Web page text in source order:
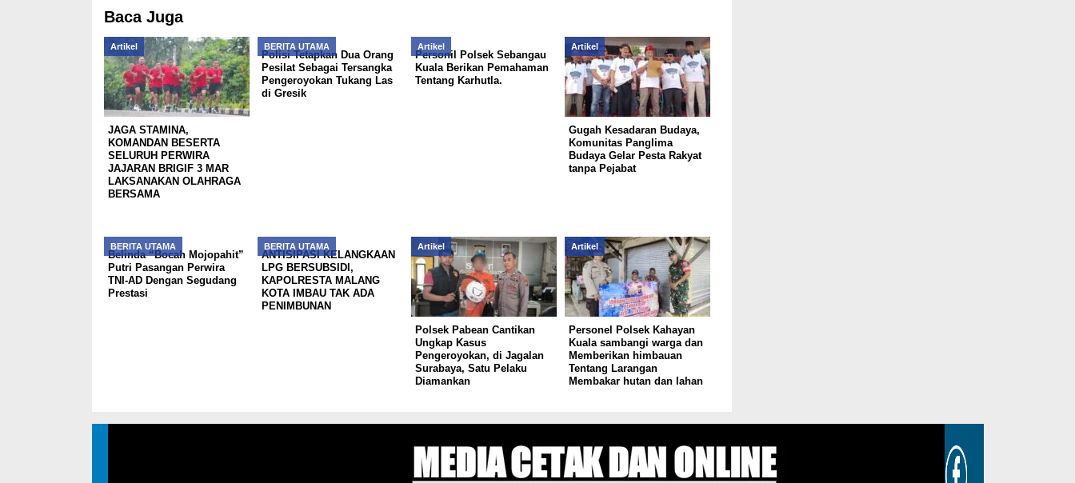
Baca Juga
Artikel
JAGA STAMINA,
KOMANDAN BESERTA
SELURUH PERWIRA
JAJARAN BRIGIF 3 MAR
LAKSANAKAN OLAHRAGA
BERSAMA
BERITA UTAMA
Polisi Tetapkan Dua Orang
Pesilat Sebagai Tersangka
Pengeroyokan Tukang Las
di Gresik
Artikel
Personil Polsek Sebangau
Kuala Berikan Pemahaman
Tentang Karhutla.
Artikel
Gugah Kesadaran Budaya,
Komunitas Panglima
Budaya Gelar Pesta Rakyat
tanpa Pejabat
BERITA UTAMA
Belinda “Bocah Mojopahit”
Putri Pasangan Perwira
TNI-AD Dengan Segudang
Prestasi
BERITA UTAMA
ANTISIPASI KELANGKAAN
LPG BERSUBSIDI,
KAPOLRESTA MALANG
KOTA IMBAU TAK ADA
PENIMBUNAN
Artikel
Polsek Pabean Cantikan
Ungkap Kasus
Pengeroyokan, di Jagalan
Surabaya, Satu Pelaku
Diamankan
Artikel
Personel Polsek Kahayan
Kuala sambangi warga dan
Memberikan himbauan
Tentang Larangan
Membakar hutan dan lahan